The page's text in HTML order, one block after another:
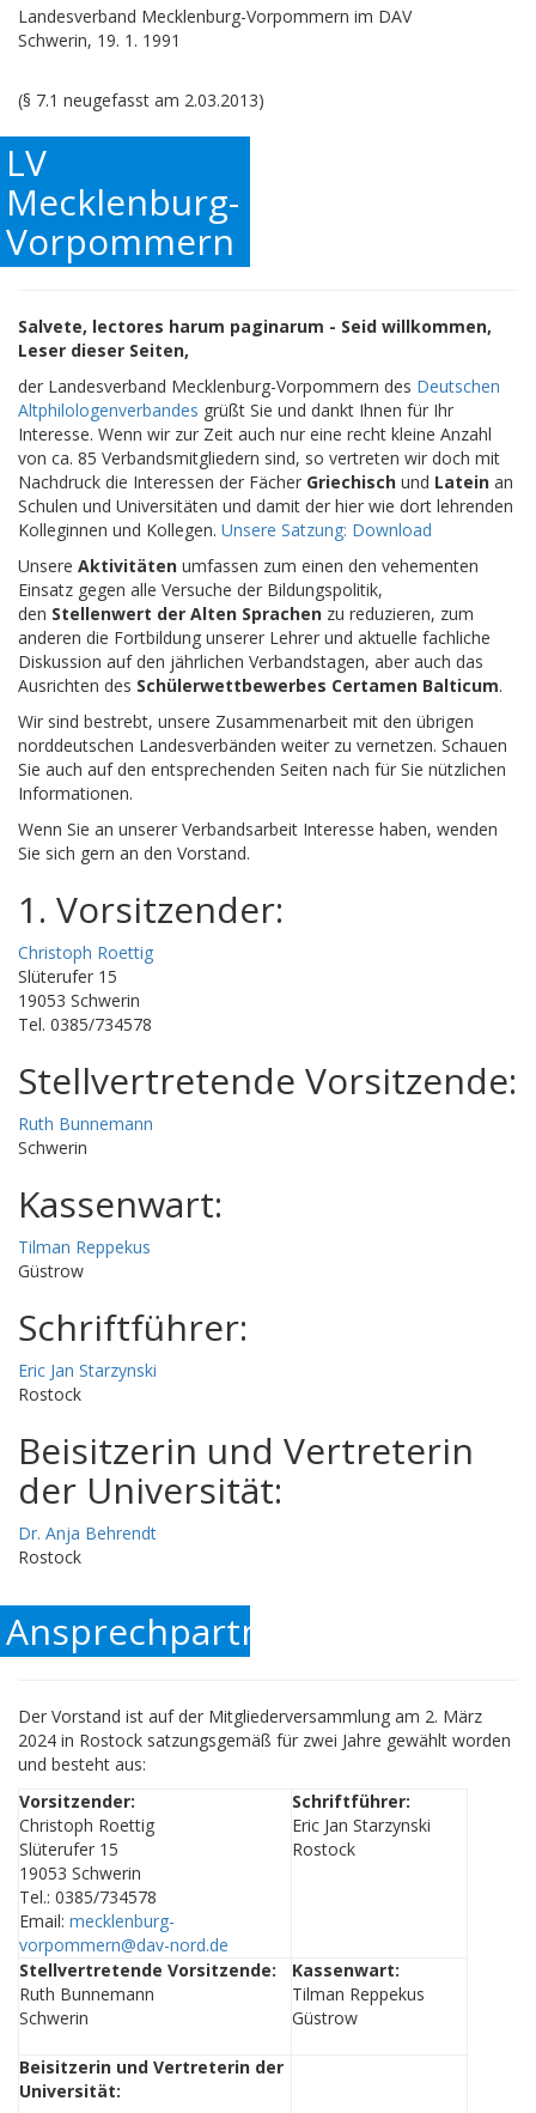
Landesverband Mecklenburg-Vorpommern im DAV
Schwerin, 19. 1. 1991
(§ 7.1 neugefasst am 2.03.2013)
LV
Mecklenburg-
Vorpommern
Salvete, lectores harum paginarum - Seid willkommen,
Leser dieser Seiten,
der Landesverband Mecklenburg-Vorpommern des Deutschen
Altphilologenverbandes grüßt Sie und dankt Ihnen für Ihr
Interesse. Wenn wir zur Zeit auch nur eine recht kleine Anzahl
von ca. 85 Verbandsmitgliedern sind, so vertreten wir doch mit
Nachdruck die Interessen der Fächer Griechisch und Latein an
Schulen und Universitäten und damit der hier wie dort lehrenden
Kolleginnen und Kollegen. Unsere Satzung: Download
Unsere Aktivitäten umfassen zum einen den vehementen
Einsatz gegen alle Versuche der Bildungspolitik,
den Stellenwert der Alten Sprachen zu reduzieren, zum
anderen die Fortbildung unserer Lehrer und aktuelle fachliche
Diskussion auf den jährlichen Verbandstagen, aber auch das
Ausrichten des Schülerwettbewerbes Certamen Balticum.
Wir sind bestrebt, unsere Zusammenarbeit mit den übrigen
norddeutschen Landesverbänden weiter zu vernetzen. Schauen
Sie auch auf den entsprechenden Seiten nach für Sie nützlichen
Informationen.
Wenn Sie an unserer Verbandsarbeit Interesse haben, wenden
Sie sich gern an den Vorstand.
1. Vorsitzender:
Christoph Roettig
Slüterufer 15
19053 Schwerin
Tel. 0385/734578
Stellvertretende Vorsitzende:
Ruth Bunnemann
Schwerin
Kassenwart:
Tilman Reppekus
Güstrow
Schriftführer:
Eric Jan Starzynski
Rostock
Beisitzerin und Vertreterin
der Universität:
Dr. Anja Behrendt
Rostock
Ansprechpartner
Der Vorstand ist auf der Mitgliederversammlung am 2. März
2024 in Rostock satzungsgemäß für zwei Jahre gewählt worden
und besteht aus:
Vorsitzender:
Christoph Roettig
Slüterufer 15
19053 Schwerin
Tel.: 0385/734578
Email: mecklenburg-
vorpommern@dav-nord.de
Schriftführer:
Eric Jan Starzynski
Rostock
Stellvertretende Vorsitzende:
Ruth Bunnemann
Schwerin
Kassenwart:
Tilman Reppekus
Güstrow
Beisitzerin und Vertreterin der
Universität: